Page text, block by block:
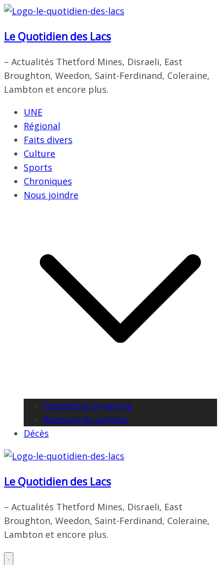
Passer
contenu
Le Quotidien des Lacs
– Actualités Thetford Mines, Disraeli, East
Broughton, Weedon, Saint-Ferdinand, Coleraine,
Lambton et encore plus.
UNE
Régional
Faits divers
Culture
Sports
Chroniques
Nous joindre
Soumettre un article
Recevoir les articles
Décès
Le Quotidien des Lacs
– Actualités Thetford Mines, Disraeli, East
Broughton, Weedon, Saint-Ferdinand, Coleraine,
Lambton et encore plus.